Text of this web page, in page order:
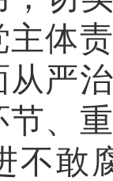
体
从严
节、
不敢